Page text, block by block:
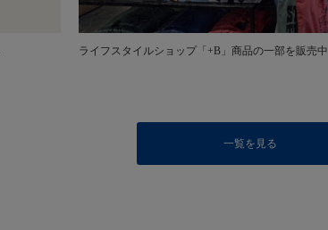
ライフスタイルショップ「+B」商品の一部を販売中
一覧を見る